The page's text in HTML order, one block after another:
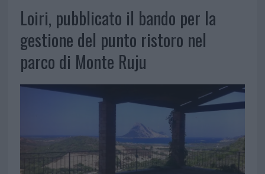
Loiri, pubblicato il bando per la
gestione del punto ristoro nel
parco di Monte Ruju